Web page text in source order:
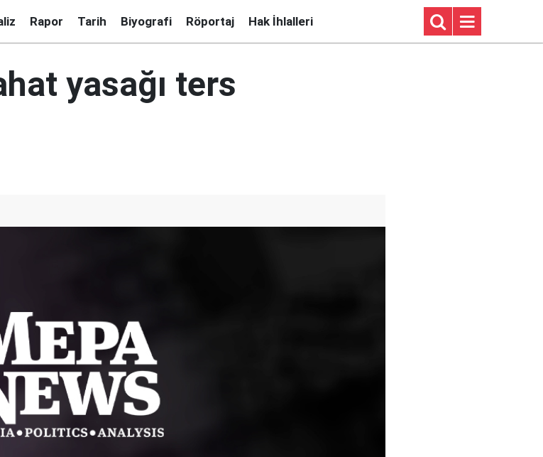
Rapor Tarih Biyografi Röportaj Hak İhlalleri
yasağı ters